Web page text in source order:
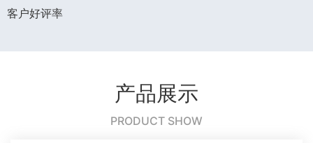
客户好评率
产品展示
PRODUCT SHOW